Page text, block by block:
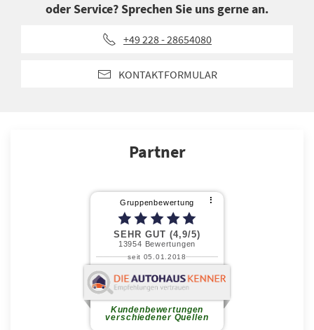
oder Service? Sprechen Sie uns gerne an.
+49 228 - 28654080
KONTAKTFORMULAR
Partner